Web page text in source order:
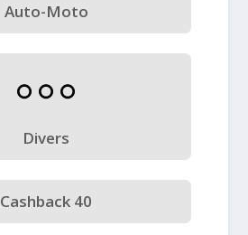
Auto-Moto
Divers
Cashback 40